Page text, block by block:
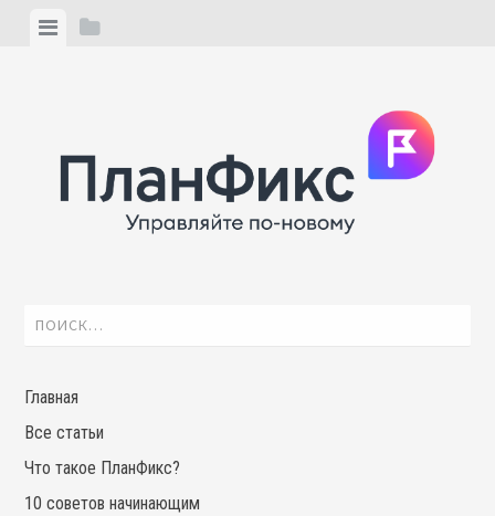
ViewView
Найти:
Главная
Все статьи
Что такое ПланФикс?
10 советов начинающим